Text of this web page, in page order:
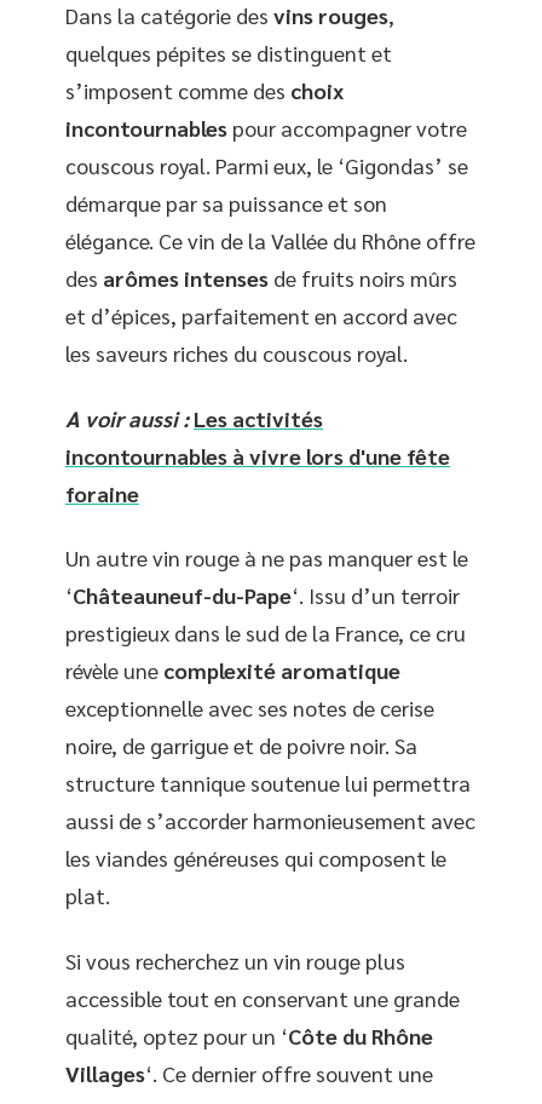
Dans la catégorie des vins rouges,
quelques pépites se distinguent et
s’imposent comme des choix
incontournables pour accompagner votre
couscous royal. Parmi eux, le ‘Gigondas’ se
démarque par sa puissance et son
élégance. Ce vin de la Vallée du Rhône offre
des arômes intenses de fruits noirs mûrs
et d’épices, parfaitement en accord avec
les saveurs riches du couscous royal.
A voir aussi : Les activités
incontournables à vivre lors d'une fête
foraine
Un autre vin rouge à ne pas manquer est le
‘Châteauneuf-du-Pape‘. Issu d’un terroir
prestigieux dans le sud de la France, ce cru
révèle une complexité aromatique
exceptionnelle avec ses notes de cerise
noire, de garrigue et de poivre noir. Sa
structure tannique soutenue lui permettra
aussi de s’accorder harmonieusement avec
les viandes généreuses qui composent le
plat.
Si vous recherchez un vin rouge plus
accessible tout en conservant une grande
qualité, optez pour un ‘Côte du Rhône
Villages‘. Ce dernier offre souvent une